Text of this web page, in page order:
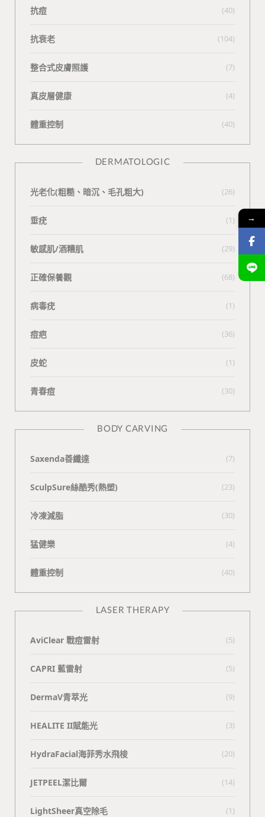
抗痘 (40)
抗衰老 (104)
整合式皮膚照護 (7)
真皮層健康 (4)
體重控制 (40)
DERMATOLOGIC
光老化(粗糙、暗沉、毛孔粗大) (26)
垂疣 (1)
敏感肌/酒糟肌 (29)
正確保養觀 (68)
病毒疣 (1)
痘疤 (36)
皮蛇 (1)
青春痘 (30)
BODY CARVING
Saxenda善纖達 (7)
SculpSure絲酷秀(熱塑) (23)
冷凍減脂 (30)
猛健樂 (4)
體重控制 (40)
LASER THERAPY
AviClear 戰痘雷射 (5)
CAPRI 藍雷射 (5)
DermaV青萃光 (9)
HEALITE II賦能光 (3)
HydraFacial海菲秀水飛梭 (20)
JETPEEL潔比爾 (14)
LightSheer真空除毛 (1)
→